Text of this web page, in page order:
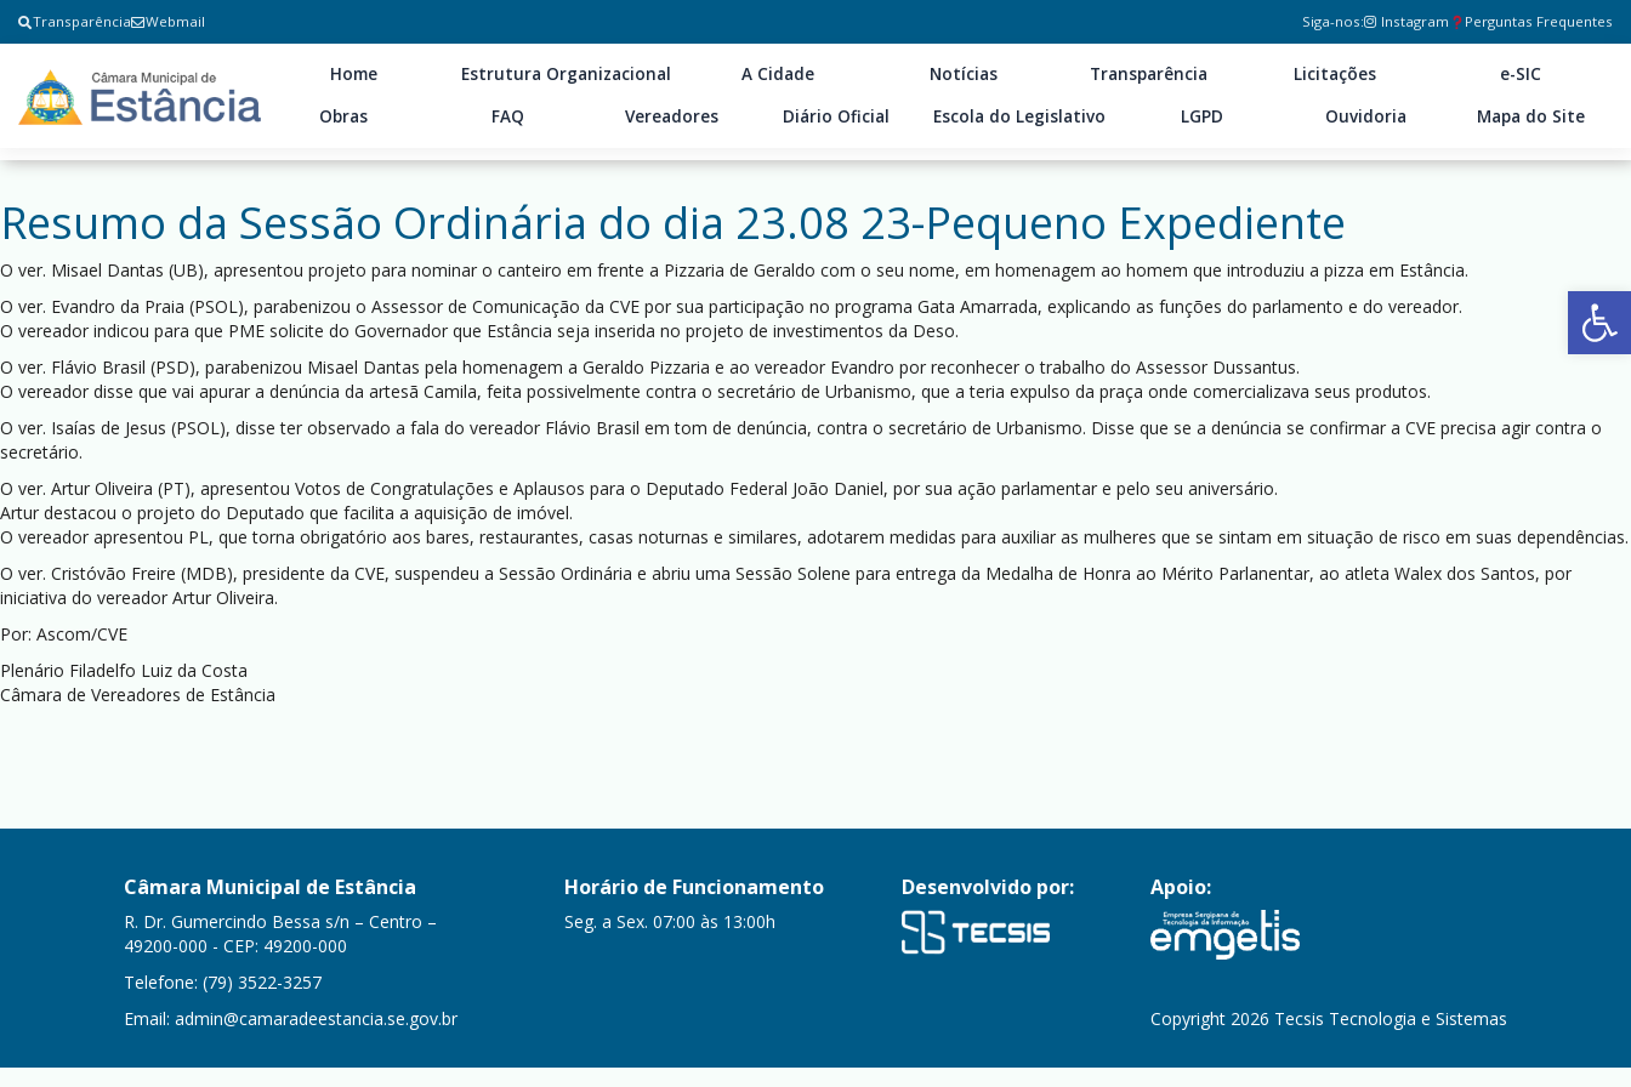
Transparência Webmail Siga-nos: Instagram Perguntas Frequentes
Home Estrutura Organizacional A Cidade Notícias Transparência Licitações
e-SIC
Obras
FAQ Vereadores Diário Oficial Escola do Legislativo LGPD Ouvidoria Mapa do Site
Resumo da Sessão Ordinária do dia 23.08 23-Pequeno Expediente
O ver. Misael Dantas (UB), apresentou projeto para nominar o canteiro em frente a Pizzaria de Geraldo com o seu nome, em homenagem ao homem que introduziu a pizza em Estância.
O ver. Evandro da Praia (PSOL), parabenizou o Assessor de Comunicação da CVE por sua participação no programa Gata Amarrada, explicando as funções do parlamento e do vereador.
O vereador indicou para que PME solicite do Governador que Estância seja inserida no projeto de investimentos da Deso.
O ver. Flávio Brasil (PSD), parabenizou Misael Dantas pela homenagem a Geraldo Pizzaria e ao vereador Evandro por reconhecer o trabalho do Assessor Dussantus.
O vereador disse que vai apurar a denúncia da artesã Camila, feita possivelmente contra o secretário de Urbanismo, que a teria expulso da praça onde comercializava seus produtos.
O ver. Isaías de Jesus (PSOL), disse ter observado a fala do vereador Flávio Brasil em tom de denúncia, contra o secretário de Urbanismo. Disse que se a denúncia se confirmar a CVE precisa agir contra o
secretário.
O ver. Artur Oliveira (PT), apresentou Votos de Congratulações e Aplausos para o Deputado Federal João Daniel, por sua ação parlamentar e pelo seu aniversário.
Artur destacou o projeto do Deputado que facilita a aquisição de imóvel.
O vereador apresentou PL, que torna obrigatório aos bares, restaurantes, casas noturnas e similares, adotarem medidas para auxiliar as mulheres que se sintam em situação de risco em suas dependências.
O ver. Cristóvão Freire (MDB), presidente da CVE, suspendeu a Sessão Ordinária e abriu uma Sessão Solene para entrega da Medalha de Honra ao Mérito Parlanentar, ao atleta Walex dos Santos, por
iniciativa do vereador Artur Oliveira.
Por: Ascom/CVE
Plenário Filadelfo Luiz da Costa
Câmara de Vereadores de Estância
Câmara Municipal de Estância
R. Dr. Gumercindo Bessa s/n – Centro –
49200-000 - CEP: 49200-000
Telefone: (79) 3522-3257
Email: admin@camaradeestancia.se.gov.br
Horário de Funcionamento
Seg. a Sex. 07:00 às 13:00h
Desenvolvido por: Apoio:
Copyright 2026 Tecsis Tecnologia e Sistemas